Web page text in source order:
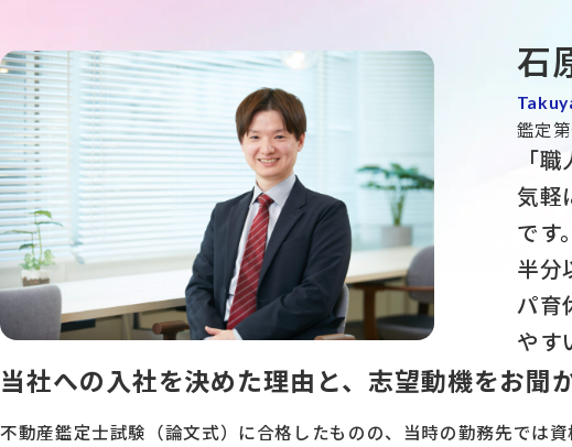
石
鑑定
「
気軽
です
半分
パ育
やす
当社への入社を決めた理由と、志望動機をお聞
不動産鑑定士試験（論文式）に合格したものの、当時の勤務先では